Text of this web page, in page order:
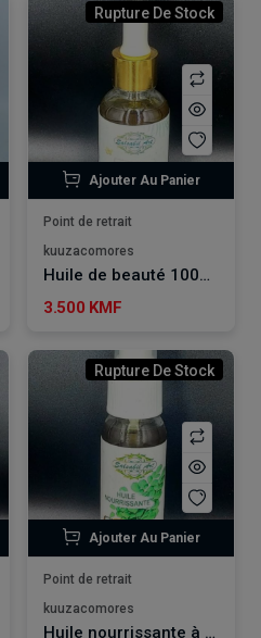
Rupture De Stock
Ajouter Au Panier
Point de retrait
kuuzacomores
Huile de beauté 100% naturel SALSABIL ART
3.500 KMF
Rupture De Stock
Ajouter Au Panier
Point de retrait
kuuzacomores
Huile nourrissante à l'huile de coco et moringa 60ml SALSABIL ART